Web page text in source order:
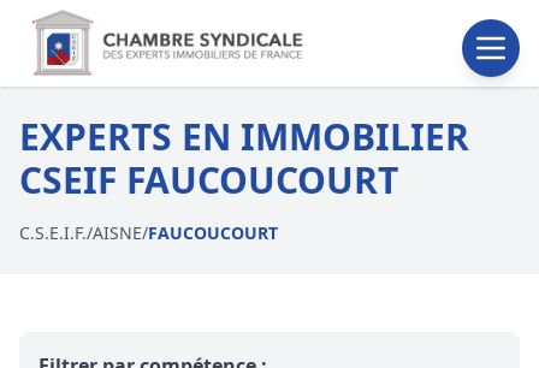
EXPERTS EN IMMOBILIER
CSEIF FAUCOUCOURT
C.S.E.I.F./AISNE/FAUCOUCOURT